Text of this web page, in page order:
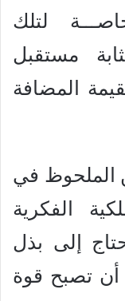
لتلك
مستقبل
المضافة
الملحوظ في
الفكرية
إلى بذل
أن تصبح قوة